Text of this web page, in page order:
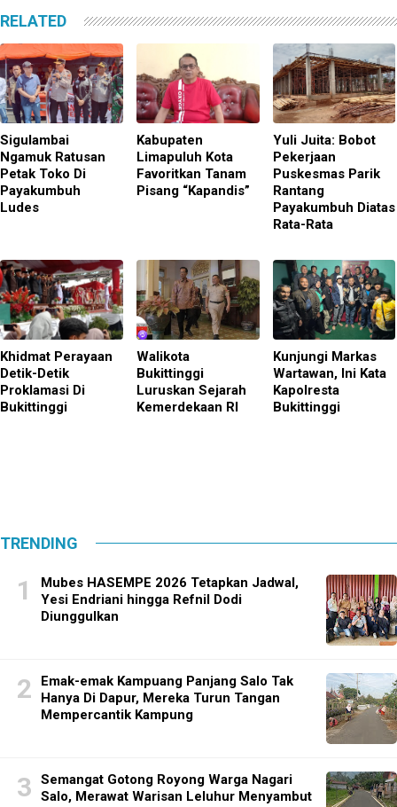
RELATED
Sigulambai
Ngamuk Ratusan
Petak Toko Di
Payakumbuh
Ludes
Kabupaten
Limapuluh Kota
Favoritkan Tanam
Pisang “Kapandis”
Yuli Juita: Bobot
Pekerjaan
Puskesmas Parik
Rantang
Payakumbuh Diatas
Rata-Rata
Khidmat Perayaan
Detik-Detik
Proklamasi Di
Bukittinggi
Walikota
Bukittinggi
Luruskan Sejarah
Kemerdekaan RI
Kunjungi Markas
Wartawan, Ini Kata
Kapolresta
Bukittinggi
TRENDING
Mubes HASEMPE 2026 Tetapkan Jadwal,
Yesi Endriani hingga Refnil Dodi
Diunggulkan
Emak-emak Kampuang Panjang Salo Tak
Hanya Di Dapur, Mereka Turun Tangan
Mempercantik Kampung
Semangat Gotong Royong Warga Nagari
Salo, Merawat Warisan Leluhur Menyambut